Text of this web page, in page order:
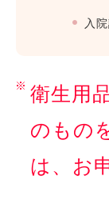
入
※ 衛生用
のもの
は、お